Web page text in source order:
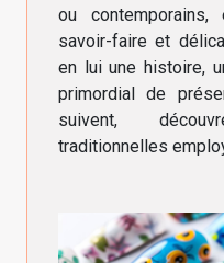
ou
savoir-faire et
en lui une histoire,
primordial de
suivent,
traditionnelles